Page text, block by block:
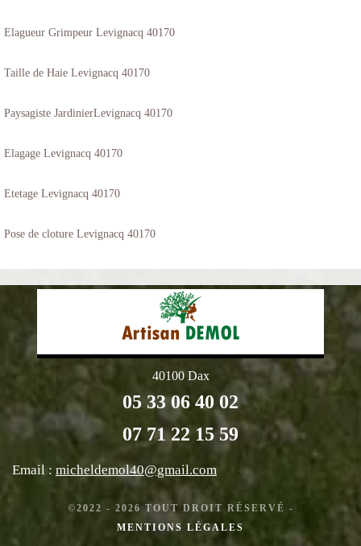
Elagueur Grimpeur Levignacq 40170
Taille de Haie Levignacq 40170
Paysagiste JardinierLevignacq 40170
Elagage Levignacq 40170
Etetage Levignacq 40170
Pose de cloture Levignacq 40170
40100 Dax
05 33 06 40 02
07 71 22 15 59
Email : micheldemol40@gmail.com
©2022 - 2026 TOUT DROIT RÉSERVÉ -
MENTIONS LÉGALES